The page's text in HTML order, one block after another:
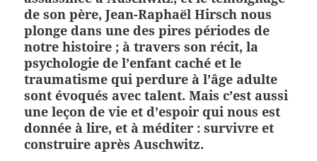
de son père, Jean-Raphaël Hirsch nous
plonge dans une des pires périodes de
notre histoire ; à travers son récit, la
psychologie de l’enfant caché et le
traumatisme qui perdure à l’âge adulte
sont évoqués avec talent. Mais c’est aussi
une leçon de vie et d’espoir qui nous est
donnée à lire, et à méditer : survivre et
construire après Auschwitz.